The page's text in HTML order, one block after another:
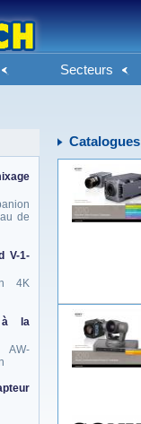
Secteurs
de
V-1-
4K
à la
AW-
Catalogues